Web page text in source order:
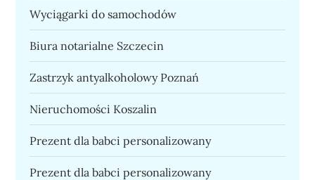
Wyciągarki do samochodów
Biura notarialne Szczecin
Zastrzyk antyalkoholowy Poznań
Nieruchomości Koszalin
Prezent dla babci personalizowany
Prezent dla babci personalizowany